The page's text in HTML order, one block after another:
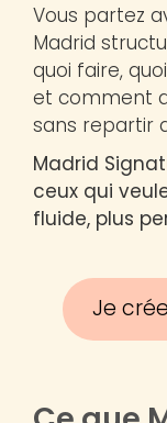
Vous partez
Madrid
quoi faire,
et comment
sans repartir
Madrid
ceux qui
fluide, plus
Je